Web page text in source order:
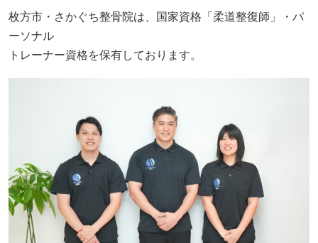
枚方市・さかぐち整骨院は、国家資格「柔道整復師」・パ
ーソナル
トレーナー資格を保有しております。